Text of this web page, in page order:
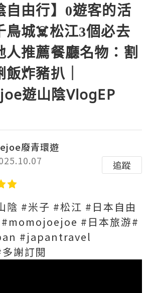
自由行】0遊客的活
鳥城☠️松江3個必去
人推薦餐廳名物：割
炸豬扒｜
遊山陰VlogEP
廢青環遊
追蹤
陰 #米子 #松江 #日本自由
#momojoejoe #日本旅游#
#japantravel
謝訂閱